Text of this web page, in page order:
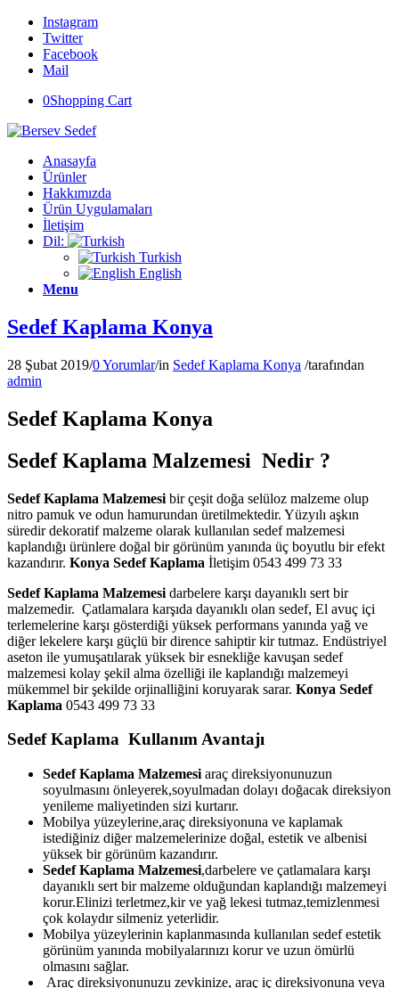
Instagram
Twitter
Facebook
Mail
0Shopping Cart
Anasayfa
Ürünler
Hakkımızda
Ürün Uygulamaları
İletişim
Dil:
Turkish
English
Menu
Sedef Kaplama Konya
28 Şubat 2019/0 Yorumlar/in Sedef Kaplama Konya /tarafından
admin
Sedef Kaplama Konya
Sedef Kaplama Malzemesi Nedir ?
Sedef Kaplama Malzemesi bir çeşit doğa selüloz malzeme olup
nitro pamuk ve odun hamurundan üretilmektedir. Yüzyılı aşkın
süredir dekoratif malzeme olarak kullanılan sedef malzemesi
kaplandığı ürünlere doğal bir görünüm yanında üç boyutlu bir efekt
kazandırır. Konya Sedef Kaplama İletişim 0543 499 73 33
Sedef Kaplama Malzemesi darbelere karşı dayanıklı sert bir
malzemedir. Çatlamalara karşıda dayanıklı olan sedef, El avuç içi
terlemelerine karşı gösterdiği yüksek performans yanında yağ ve
diğer lekelere karşı güçlü bir dirence sahiptir kir tutmaz. Endüstriyel
aseton ile yumuşatılarak yüksek bir esnekliğe kavuşan sedef
malzemesi kolay şekil alma özelliği ile kaplandığı malzemeyi
mükemmel bir şekilde orjinalliğini koruyarak sarar. Konya Sedef
Kaplama 0543 499 73 33
Sedef Kaplama Kullanım Avantajı
Sedef Kaplama Malzemesi araç direksiyonunuzun
soyulmasını önleyerek,soyulmadan dolayı doğacak direksiyon
yenileme maliyetinden sizi kurtarır.
Mobilya yüzeylerine,araç direksiyonuna ve kaplamak
istediğiniz diğer malzemelerinize doğal, estetik ve albenisi
yüksek bir görünüm kazandırır.
Sedef Kaplama Malzemesi,darbelere ve çatlamalara karşı
dayanıklı sert bir malzeme olduğundan kaplandığı malzemeyi
korur.Elinizi terletmez,kir ve yağ lekesi tutmaz,temizlenmesi
çok kolaydır silmeniz yeterlidir.
Mobilya yüzeylerinin kaplanmasında kullanılan sedef estetik
görünüm yanında mobilyalarınızı korur ve uzun ömürlü
olmasını sağlar.
Araç direksiyonunuzu zevkinize, araç iç direksiyonuna veya